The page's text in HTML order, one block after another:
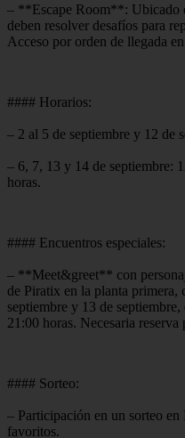
– **Escape Room**: Ubicado
deben resolver desafíos para
Acceso por orden de llegada
#### Horarios:
– 2 al 5 de septiembre y 12 de
– 6, 7, 13 y 14 de septiembre:
horas.
#### Encuentros especiales:
– **Meet&greet** con
de Piratix en la planta primera,
septiembre y 13 de
21:00 horas. Necesaria reserva
#### Sorteo:
– Participación en un sorteo en
favoritos.